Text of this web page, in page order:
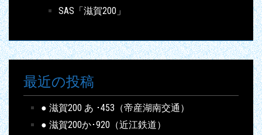
SAS「滋賀200」
最近の投稿
● 滋賀200 あ ･453（帝産湖南交通）
● 滋賀200か･920（近江鉄道）